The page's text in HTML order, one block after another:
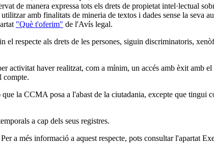
de manera expressa tots els drets de propietat intel·lectual
amb finalitats de mineria de textos i dades sense la seva
"Què t'oferim" de l'Avís legal.
respecte als drets de les persones, siguin discriminatoris,
haver realitzat, com a mínim, un accés amb èxit amb
compte.
la CCMA posa a l'abast de la ciutadania, excepte que tingui
a cap dels seus registres.
a més informació a aquest respecte, pots consultar l'apartat